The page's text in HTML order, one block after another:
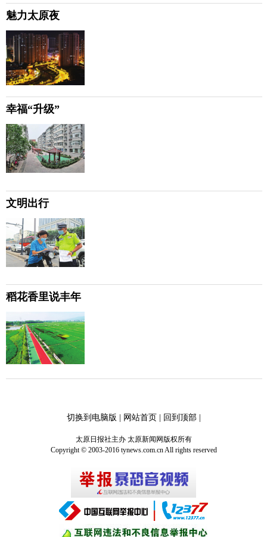
魅力太原夜
幸福“升级”
文明出行
稻花香里说丰年
切换到电脑版 | 网站首页| 回到顶部|
太原日报社主办 太原新闻网版权所有
Copyright © 2003-2016 tynews.com.cn All rights reserved